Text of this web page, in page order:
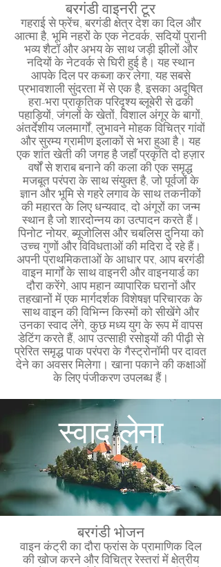
बरगंडी वाइनरी टूर
गहराई से फ्रेंच, बरगंडी क्षेत्र देश का दिल और
आत्मा है, भूमि नहरों के एक नेटवर्क, सदियों पुरानी
भव्य शैटॉ और अभय के साथ जड़ी झीलों और
नदियों के नेटवर्क से घिरी हुई है। यह स्थान
आपके दिल पर कब्जा कर लेगा, यह सबसे
प्रभावशाली सुंदरता में से एक है, इसका अदूषित
हरा-भरा प्राकृतिक परिदृश्य ब्लूबेरी से ढकी
पहाड़ियों, जंगलों के खेतों, विशाल अंगूर के बागों,
अंतर्देशीय जलमार्गों, लुभावने मोहक विचित्र गांवों
और सुरम्य ग्रामीण इलाकों से भरा हुआ है। यह
एक शांत खेती की जगह है जहाँ प्रकृति दो हज़ार
वर्षों से शराब बनाने की कला की एक समृद्ध
मजबूत परंपरा के साथ संयुक्त है, जो पूर्वजों के
ज्ञान और भूमि से गहरे लगाव के साथ तकनीकों
की महारत के लिए धन्यवाद, दो अंगूरों का जन्म
स्थान है जो शारदोन्नय का उत्पादन करते हैं।
पिनोट नोयर, ब्यूजोलिस और चबलिस दुनिया को
उच्च गुणों और विविधताओं की मदिरा दे रहे हैं।
अपनी प्राथमिकताओं के आधार पर, आप बरगंडी
वाइन मार्गों के साथ वाइनरी और वाइनयार्ड का
दौरा करेंगे, आप महान व्यापारिक घरानों और
तहखानों में एक मार्गदर्शक विशेषज्ञ परिचारक के
साथ वाइन की विभिन्न किस्मों को सीखेंगे और
उनका स्वाद लेंगे, कुछ मध्य युग के रूप में वापस
डेटिंग करते हैं, आप उत्साही रसोइयों की पीढ़ी से
प्रेरित समृद्ध पाक परंपरा के गैस्ट्रोनॉमी पर दावत
देने का अवसर मिलेगा। खाना पकाने की कक्षाओं
के लिए पंजीकरण उपलब्ध हैं।
स्वाद लेना
बरगंडी भोजन
वाइन कंट्री का दौरा फ्रांस के प्रामाणिक दिल
की खोज करने और विचित्र रेस्तरां में क्षेत्रीय